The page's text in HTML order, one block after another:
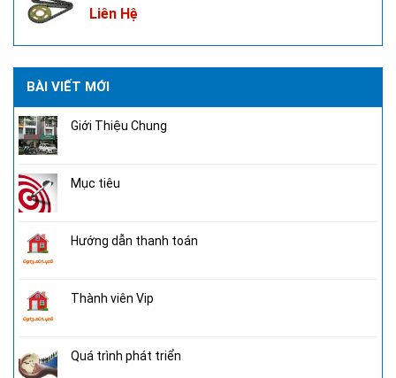
Liên Hệ
BÀI VIẾT MỚI
Giới Thiệu Chung
Mục tiêu
Hướng dẫn thanh toán
Thành viên Vip
Quá trình phát triển